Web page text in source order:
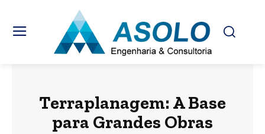
Terraplanagem: A Base
para Grandes Obras